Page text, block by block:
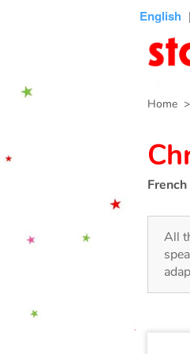
English
Home
All